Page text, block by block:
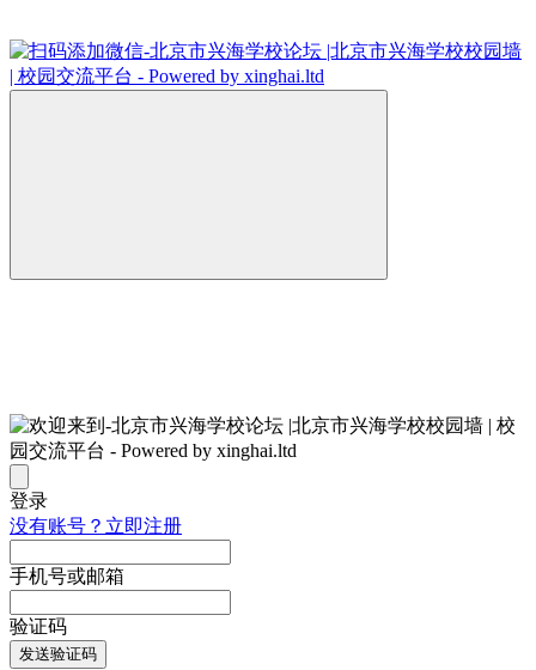
登录
没有账号？立即注册
手机号或邮箱
验证码
发送验证码